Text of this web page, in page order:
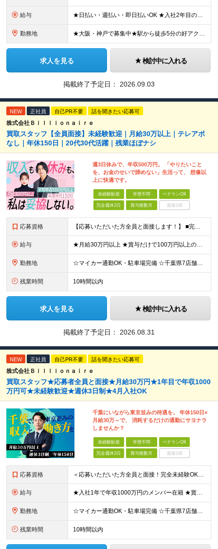
給与 ★日払い・週払い・即日払いOK ★入社2年目の平均年収687万円 ★入社3年目で年収900万円の社員も在籍 ＼2つのコースから給与形態を選べます！／ 【1】安定収入をゲットしたい方向けコース 基本給
勤務地 ★大阪・神戸で募集中★駅から徒歩5分の好アクセス ■新大阪事業所／大阪府大阪市東淀川区東中島4-11-6 ネオライフ新大阪ビル8F ■神戸事業所／兵庫県神戸市中央区多聞通4-4-13 歩11番館50
求人を見る 検討中に入れる
掲載終了予定日： 2026.09.03
NEW 正社員 自己PR不要 話を聞きたい応募可
株式会社Ｂｉｌｌｉｏｎａｉｒｅ
買取スタッフ【全員面接】未経験歓迎｜月給30万以上｜テレアポ
なし｜年休150日｜20代30代活躍｜残業ほぼナシ
週3日休みで、年収500万円。 「やりたいこと
を、お金のせいで諦めない」生活って、 想像以
上に快適です。
未経験歓迎 学歴不問 ベテランOK
完全週休2日 賞与複数月 面接1回
応募資格 【応募いただいた方全員と面接します！】 ■完全未経験OK ■転職回数・前職・スキル・学歴不問 ■20代～30代活躍中！ ★第二新卒も大歓迎 「新卒で入社したけど、環境が合わなくて早期に退職してしまっ
給与 ★月給30万円以上 ★賞与だけで100万円以上の支給実績も ★1年で年収1000万円のメンバー在籍 ★インセンティブで月20万円獲得した実績も 月給30万円～50万円＋賞与年1回（最大3カ月分）＋イ
勤務地 ☆マイカー通勤OK・駐車場完備 ☆千葉県7店舗で募集 ☆2026年新店舗立ち上げ店舗あり ☆転勤なし 本社、もしくは以下店舗での勤務になります。 【本社】 千葉県印旛郡酒々井町本佐倉457-2
残業時間 10時間以内
求人を見る 検討中に入れる
掲載終了予定日： 2026.08.31
NEW 正社員 自己PR不要 話を聞きたい応募可
株式会社Ｂｉｌｌｉｏｎａｉｒｅ
買取スタッフ★応募者全員と面接★月給30万円★1年目で年収1000
万円可★未経験歓迎★週休3日制★4月入社OK
千葉にいながら東京並みの待遇を。 年休150日×
月給30万～で、 消耗するだけの通勤にサヨナラ
しませんか？
未経験歓迎 学歴不問 ベテランOK
完全週休2日 賞与複数月 面接1回
応募資格 ＜応募いただいた方全員と面接！完全未経験OK＞ ★第二新卒・ブランクOK ★転職回数・スキル不問 ★学歴不問 ◎第二新卒も大歓迎 「新卒で入社したけど、環境が合わなくて早期に退職してしまった」 とい
給与 ★入社1年で年収1000万円のメンバー在籍 ★賞与だけで100万円以上の支給実績も ★月給30万円以上 月給30万円～50万円＋賞与年1回（最大3カ月分）＋インセンティブ＋各種手当 ※研修期間中は
勤務地 ☆マイカー通勤OK・駐車場完備 ☆千葉県7店舗で募集 ☆2026年新店舗立ち上げ店舗あり ☆転勤なし 本社、もしくは以下店舗での勤務になります。 【本社】 千葉県印旛郡酒々井町本佐倉457-2
残業時間 10時間以内